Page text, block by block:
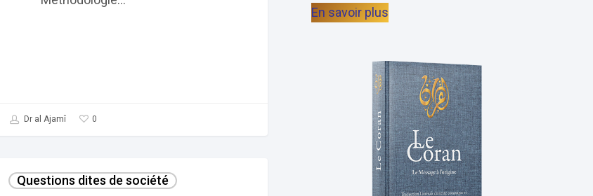
Dr al Ajamî 0
voileQuestions dites de société
En savoir plus